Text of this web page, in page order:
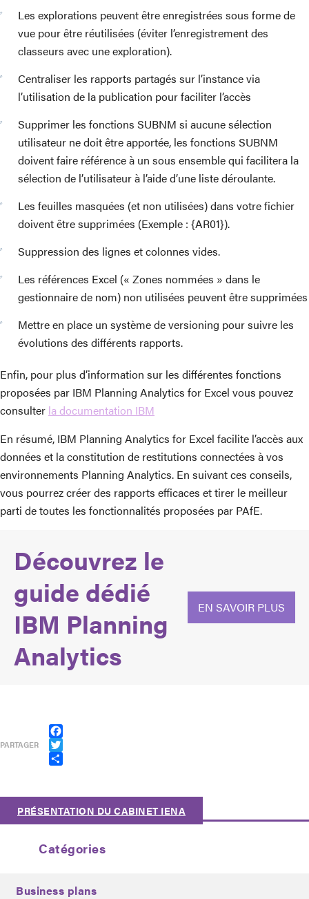
Les explorations peuvent être enregistrées sous forme de
vue pour être réutilisées (éviter l’enregistrement des
classeurs avec une exploration).
Centraliser les rapports partagés sur l’instance via
l’utilisation de la publication pour faciliter l’accès
Supprimer les fonctions SUBNM si aucune sélection
utilisateur ne doit être apportée, les fonctions SUBNM
doivent faire référence à un sous ensemble qui facilitera la
sélection de l’utilisateur à l’aide d’une liste déroulante.
Les feuilles masquées (et non utilisées) dans votre fichier
doivent être supprimées (Exemple : {AR01}).
Suppression des lignes et colonnes vides.
Les références Excel (« Zones nommées » dans le
gestionnaire de nom) non utilisées peuvent être supprimées
Mettre en place un système de versioning pour suivre les
évolutions des différents rapports.
Enfin, pour plus d’information sur les différentes fonctions
proposées par IBM Planning Analytics for Excel vous pouvez
consulter la documentation IBM
En résumé, IBM Planning Analytics for Excel facilite l’accès aux
données et la constitution de restitutions connectées à vos
environnements Planning Analytics. En suivant ces conseils,
vous pourrez créer des rapports efficaces et tirer le meilleur
parti de toutes les fonctionnalités proposées par PAfE.
Découvrez le
guide dédié
IBM Planning
Analytics
EN SAVOIR PLUS
PARTAGER
Facebook
Twitter
Partager
PRÉSENTATION DU CABINET IENA
Catégories
Business plans